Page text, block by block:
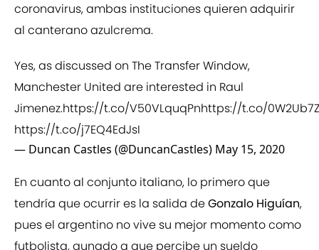
coronavirus, ambas instituciones quieren adquirir
al canterano azulcrema.
Yes, as discussed on The Transfer Window,
Manchester United are interested in Raul
Jimenez.https://t.co/V50VLquqPnhttps://t.co/
https://t.co/j7EQ4EdJsI
— Duncan Castles (@DuncanCastles) May 15, 2020
En cuanto al conjunto italiano, lo primero que
tendría que ocurrir es la salida deGonzalo Higuían,
pues el argentino no vive su mejor momento como
futbolista, aunado a que percibe un sueldo